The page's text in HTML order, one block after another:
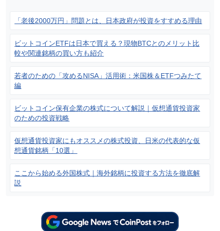
「老後2000万円」問題とは、日本政府が投資をすすめる理由
ビットコインETFは日本で買える？現物BTCとのメリット比
較や関連銘柄の買い方も紹介
若者のための「攻めるNISA」活用術：米国株＆ETFつみたて
編
ビットコイン保有企業の株式について解説｜仮想通貨投資家
のための投資戦略
仮想通貨投資家にもオススメの株式投資、日米の代表的な仮
想通貨銘柄「10選」
ここから始める外国株式｜海外銘柄に投資する方法を徹底解
説